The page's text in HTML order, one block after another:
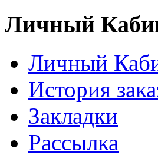
Личный
Личный
История
Закладки
Рассылка